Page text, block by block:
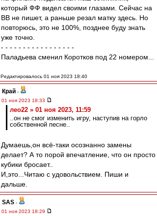
который ФФ видел своими глазами. Сейчас на
ВВ не пишет, а раньше резал матку здесь. Но
повторюсь, это не 100%, позднее буду знать
уже точно.
- - - - - - - - - - - - - - - - -
Паладьева сменил Коротков под 22 номером...
Редактировалось 01 ноя 2023 18:40
Край -
01 ноя 2023 18:33
лео22 » 01 ноя 2023, 11:59
..он не смог изменить игру, наступив на горло
собственной песне..
Думаешь,он всё-таки осознанно замены
делает? А то порой впечатление, что он просто
кубики бросает..
И,это...Читаю с удовольствием. Пиши и
дальше.
SAS -
01 ноя 2023 18:29